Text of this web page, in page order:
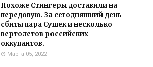
Похоже Стингеры доставили на
передовую. За сегодняшний день
сбиты пара Сушек и несколько
вертолетов российских
оккупантов.
Марта 05, 2022